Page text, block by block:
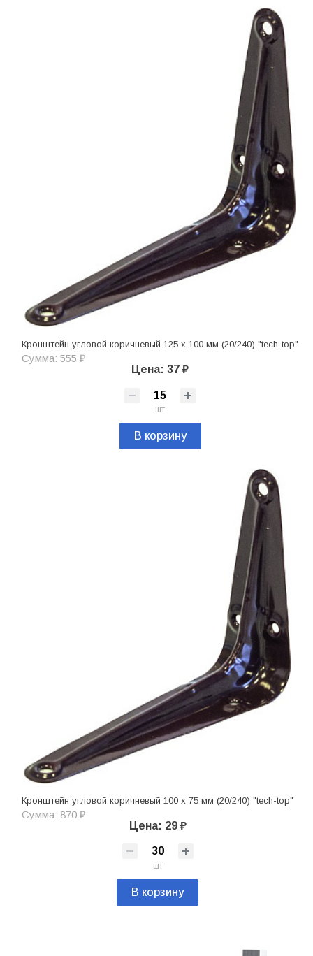
Кронштейн угловой коричневый 125 х 100 мм (20/240) "tech-top"
Сумма: 555 ₽
Цена: 37 ₽
шт
В корзину
Кронштейн угловой коричневый 100 х 75 мм (20/240) "tech-top"
Сумма: 870 ₽
Цена: 29 ₽
шт
В корзину